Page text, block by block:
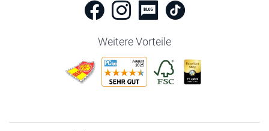
Weitere Vorteile